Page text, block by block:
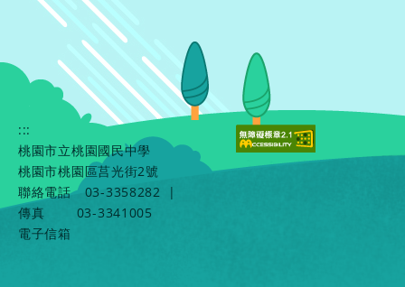
:::
桃園市立桃園國民中學
桃園市桃園區莒光街2號
聯絡電話
03-3358282
|
傳真
03-3341005
電子信箱